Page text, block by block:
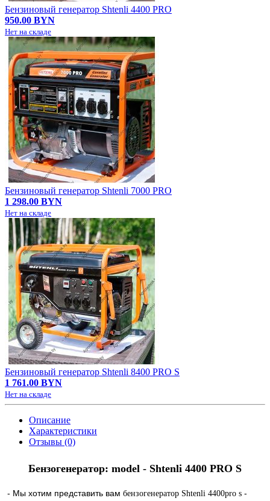
Бензиновый генератор Shtenli 4400 PRO
950.00 BYN
Нет на складе
Бензиновый генератор Shtenli 7000 PRO
1 298.00 BYN
Нет на складе
Бензиновый генератор Shtenli 8400 PRO S
1 761.00 BYN
Нет на складе
Описание
Характеристики
Отзывы (0)
Бензогенератор: model - Shtenli 4400 PRO S
- Мы хотим представить вам бензогенератор Shtenli 4400pro s -